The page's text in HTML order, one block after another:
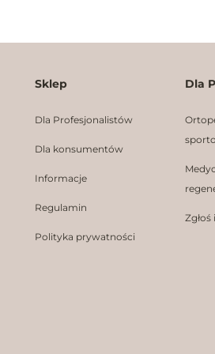
Sklep
Dla Profesjonalistów
Dla konsumentów
Informacje
Regulamin
Polityka prywatności
Dla